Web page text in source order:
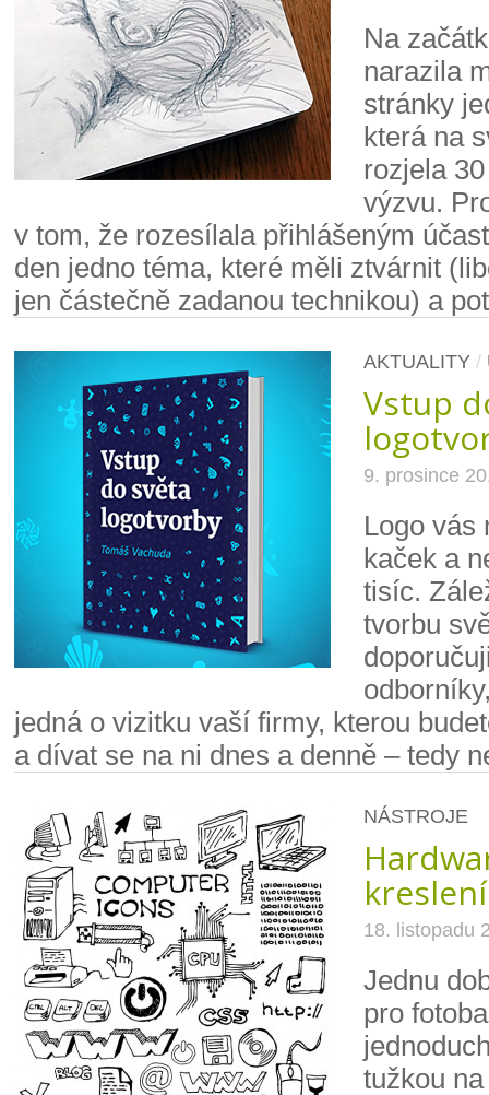
Na
narazila
stránky
která na
rozjela
výzvu.
v tom, že rozesílala přihlášeným
den jedno téma, které měli ztvárnit
jen částečně zadanou technikou) a
AKTUALITY/
Vstup
9. prosince
Logo vás
kaček a
tisíc.
tvorbu
jedná o vizitku vaší firmy, kterou
a dívat se na ni dnes a denně – tedy
NÁSTROJE
18. listopadu
Jednu
pro
tužkou